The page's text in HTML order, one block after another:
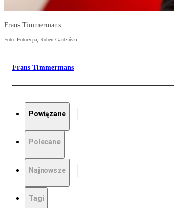
Frans Timmermans
Foto: Fotorzepa, Robert Gardziński
Frans Timmermans
Powiązane
Polecane
Najnowsze
Tagi